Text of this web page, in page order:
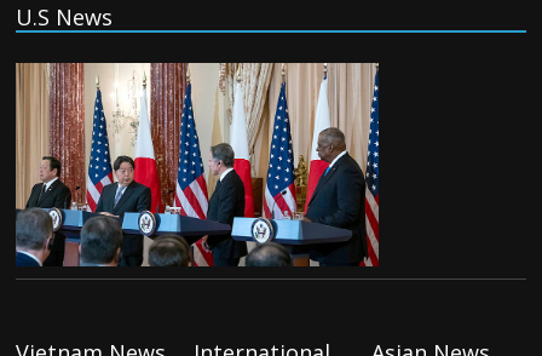
(Tiếng Việt) Tân thủ tướng Anh tiếp tổng
thống Ukraina, thảo luận về thỏa thuận
drone
Monday August 3rd, 2026
(Tiếng Việt) Trung Đông : Mỹ và Iran tạm
U.S News